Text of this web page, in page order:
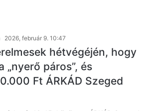
2026, február 9. 10:47
hétvégéjén, hogy
„nyerő páros”, és
Ft ÁRKÁD Szeged